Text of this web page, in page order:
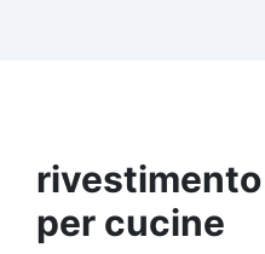
protegge
superficie
con rullo, asciugatura
protezione rapida e
per cucine